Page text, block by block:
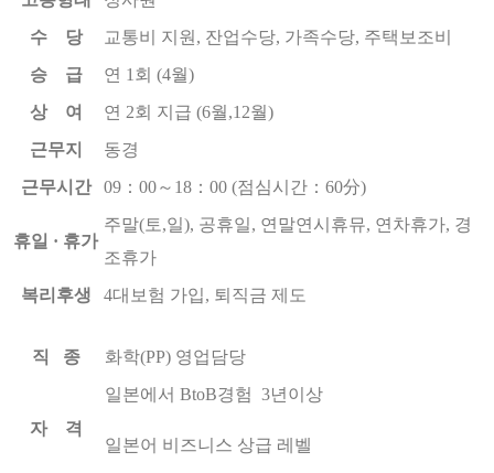
수 당
교통비 지원, 잔업수당, 가족수당, 주택보조비
승 급
연 1회 (4월)
상 여
연 2회 지급 (6월,12월)
근무지
동경
근무시간
09：00～18：00 (점심시간：60分)
휴일 · 휴가
주말(토,일), 공휴일, 연말연시휴뮤, 연차휴가, 경
조휴가
복리후생
4대보험 가입, 퇴직금 제도
직 종 화학(PP) 영업담당
자 격
일본에서 BtoB경험 3년이상
일본어 비즈니스 상급 레벨